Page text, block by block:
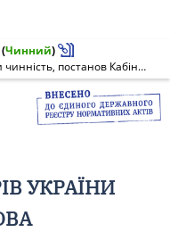
(Чинний)
Про визнання такими, що втратили чинність, постанов Кабінету Міністрів України від 11 лютого 2009 р. N 127 та від 17 червня 2009 р. N 704